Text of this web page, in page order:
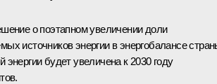
о поэтапном увеличении доли
источников энергии в энергобалансе
энергии будет увеличена к 2030 году